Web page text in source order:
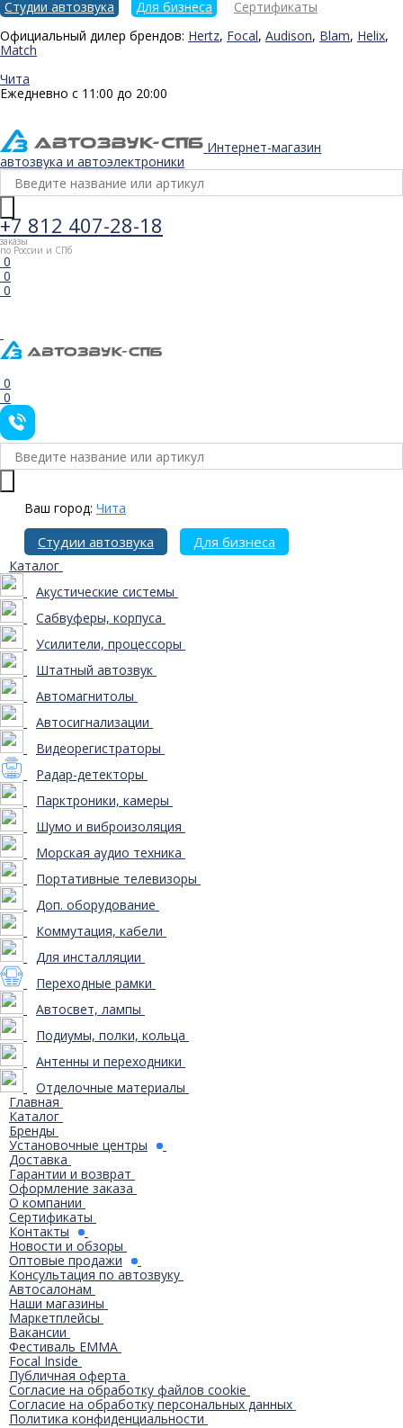
Студии автозвука Для бизнеса
Сертификаты
Официальный дилер брендов: Hertz, Focal, Audison, Blam, Helix,
Match
Чита
Ежедневно с 11:00 до 20:00
Интернет-магазин
автозвука и автоэлектроники
+7 812 407-28-18
заказы
по России и СПб
0
0
0
0
0
Ваш город: Чита
Студии автозвука Для бизнеса
Каталог
Акустические системы
Сабвуферы, корпуса
Усилители, процессоры
Штатный автозвук
Автомагнитолы
Автосигнализации
Видеорегистраторы
Радар-детекторы
Парктроники, камеры
Шумо и виброизоляция
Морская аудио техника
Портативные телевизоры
Доп. оборудование
Коммутация, кабели
Для инсталляции
Переходные рамки
Автосвет, лампы
Подиумы, полки, кольца
Антенны и переходники
Отделочные материалы
Главная
Каталог
Бренды
Установочные центры
Доставка
Гарантии и возврат
Оформление заказа
О компании
Сертификаты
Контакты
Новости и обзоры
Оптовые продажи
Консультация по автозвуку
Автосалонам
Наши магазины
Маркетплейсы
Вакансии
Фестиваль EMMA
Focal Inside
Публичная оферта
Согласие на обработку файлов cookie
Согласие на обработку персональных данных
Политика конфиденциальности